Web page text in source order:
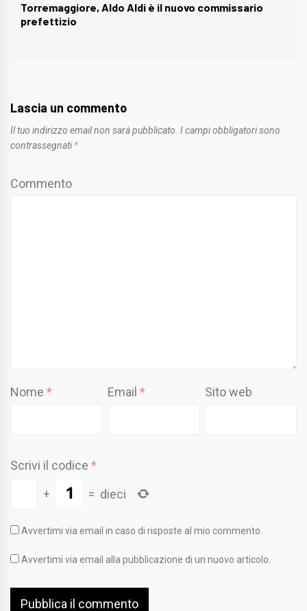
Next
post:
Torremaggiore, Aldo Aldi è il nuovo commissario
prefettizio
Lascia un commento
Il tuo indirizzo email non sarà pubblicato. I campi obbligatori sono
contrassegnati *
Commento
Nome * Email* Sito web
Scrivi il codice *
+
= dieci
Avvertimi via email in caso di risposte al mio commento.
Avvertimi via email alla pubblicazione di un nuovo articolo.